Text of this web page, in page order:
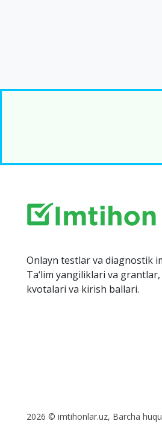
Onlayn testlar va diagnostik
Ta‘lim yangiliklari va
kvotalari va kirish ballari.
2026 © imtihonlar.uz, Barcha